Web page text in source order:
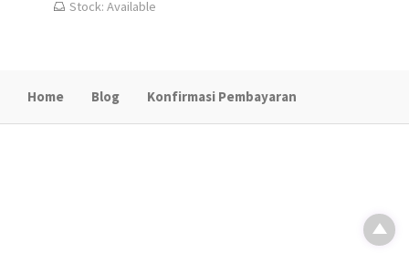
Stock: Available
Home Blog Konfirmasi Pembayaran